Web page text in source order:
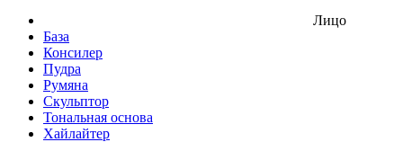
Лицо
База
Консилер
Пудра
Румяна
Скульптор
Тональная основа
Хайлайтер